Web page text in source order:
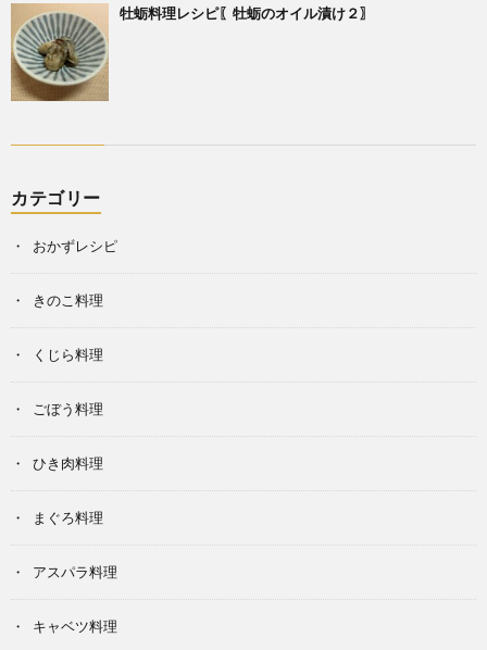
牡蛎料理レシピ〖牡蛎のオイル漬け２〗
カテゴリー
おかずレシピ
きのこ料理
くじら料理
ごぼう料理
ひき肉料理
まぐろ料理
アスパラ料理
キャベツ料理